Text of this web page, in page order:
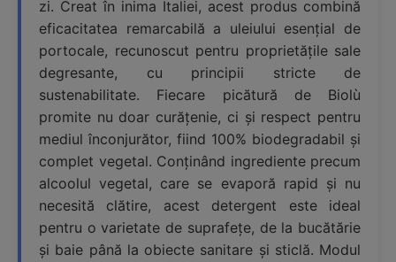
zi. Creat în inima Italiei, acest produs combină
eficacitatea remarcabilă a uleiului esențial de
portocale, recunoscut pentru proprietățile sale
degresante, cu principii stricte de
sustenabilitate. Fiecare picătură de Biolù
promite nu doar curățenie, ci și respect pentru
mediul înconjurător, fiind 100% biodegradabil și
complet vegetal. Conținând ingrediente precum
alcoolul vegetal, care se evaporă rapid și nu
necesită clătire, acest detergent este ideal
pentru o varietate de suprafețe, de la bucătărie
și baie până la obiecte sanitare și sticlă. Modul